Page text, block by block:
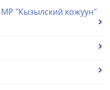
"Кызылский кожуун"